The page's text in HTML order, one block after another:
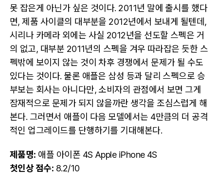
못 잡은게 아닌가 싶은 것이다. 2011년 말에 출시를 했다
면, 제품 사이클의 대부분을 2012년에서 보내게 될텐데,
시리나 카메라 외에는 사실 2012년을 선도할 스펙은 거
의 없고, 대부분 2011년의 스펙을 겨우 따라잡은 듯한 스
펙밖에 보이지 않는 것이 차후 경쟁에서 문제가 될 수도
있다는 것이다. 물론 애플은 삼성 등과 달리 스펙으로 승
부보는 회사는 아니다만, 소비자의 관점에서 보면 그게
잠재적으로 문제가 되지 않을까란 생각을 조심스럽게 해
본다. 그러면서 애플이 다음 모델에서는 4만큼의 더 공격
적인 업그레이드를 단행하기를 기대해본다.
제품명: 애플 아이폰 4S Apple iPhone 4S
첫인상 점수: 8.2/10